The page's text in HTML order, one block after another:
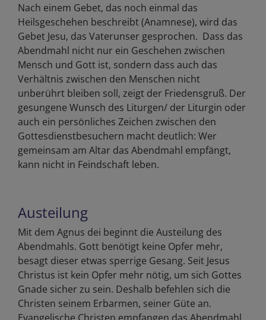
Nach einem Gebet, das noch einmal das
Heilsgeschehen beschreibt (Anamnese), wird das
Gebet Jesu, das Vaterunser gesprochen. Dass das
Abendmahl nicht nur ein Geschehen zwischen
Mensch und Gott ist, sondern dass auch das
Verhältnis zwischen den Menschen nicht
unberührt bleiben soll, zeigt der Friedensgruß. Der
gesungene Wunsch des Liturgen/ der Liturgin oder
auch ein persönliches Zeichen zwischen den
Gottesdienstbesuchern macht deutlich: Wer
gemeinsam am Altar das Abendmahl empfängt,
kann nicht in Feindschaft leben.
Austeilung
Mit dem Agnus dei beginnt die Austeilung des
Abendmahls. Gott benötigt keine Opfer mehr,
besagt dieser etwas sperrige Gesang. Seit Jesus
Christus ist kein Opfer mehr nötig, um sich Gottes
Gnade sicher zu sein. Deshalb befehlen sich die
Christen seinem Erbarmen, seiner Güte an.